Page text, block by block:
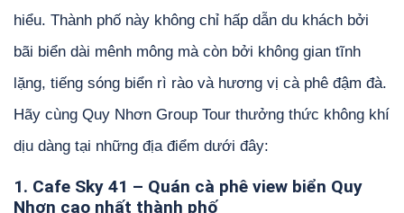
hiểu. Thành phố này không chỉ hấp dẫn du khách bởi
bãi biển dài mênh mông mà còn bởi không gian tĩnh
lặng, tiếng sóng biển rì rào và hương vị cà phê đậm đà.
Hãy cùng Quy Nhơn Group Tour thưởng thức không khí
dịu dàng tại những địa điểm dưới đây:
1. Cafe Sky 41 – Quán cà phê view biển Quy
Nhơn cao nhất thành phố